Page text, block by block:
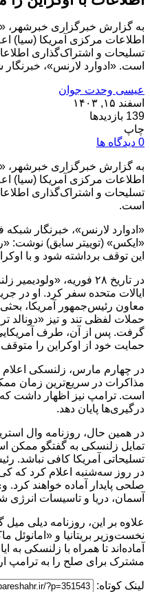
به گزارش خبرگزاری خبرشهر،
اطلاعات مرکزی آمریکا (سیا)
تسلیحات و اشتراک‌گذاری
است. «ادوارد لارنس»، خبرنگار
عیسی وحدت جوان
اسفند ۱۵, ۱۴۰۳
139 بازدیدها
چاپ
0 دیدگاه ها
به گزارش خبرگزاری خبرشهر،
اطلاعات مرکزی آمریکا (سیا)
تسلیحات و اشتراک‌گذاری
است.
«ادوارد لارنس»، خبرنگار
«ایکس» (توییتر سابق) نوشت:
این توقف برداشته شود و با
در تاریخ ۲۸ فوریه،
ایالات متحده سفر کرد. او در
معاون رئیس‌جمهور آمریکا،
حملات لفظی تند و تیز
گرفت. پس از آن، طرف
حمایت خود از اوکراین را متوقف
در چهارم مارس، زلنسکی اعلام
مذاکرات در سریع‌ترین زمان
است. ترامپ نیز اظهار داشت
درگیری‌ها پایان دهد.
در همین حال، روزنامه وال
تمایل زلنسکی به گفتگو
تسلیحاتی آمریکا کافی نباشد.
در روز سه‌شنبه اعلام کرد که
صلحی پایدار آماده خواهند
آسمان، دریا و تاسیسات انرژی
علاوه بر این، روزنامه دیلی
نخست‌وزیر بریتانیا و
آماده‌اند تا همراه با زلنسکی
مشترک برای صلح را به ترامپ
لینک کوتاه: